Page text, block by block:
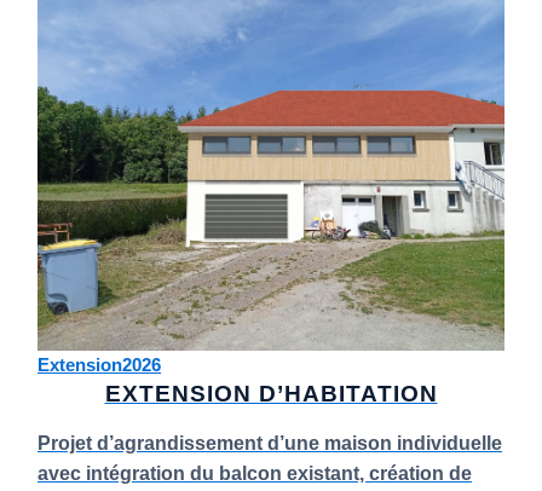
Extension2026
EXTENSION D’HABITATION
Projet d’agrandissement d’une maison individuelle
avec intégration du balcon existant, création de